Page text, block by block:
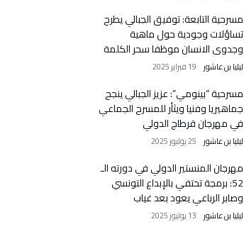
مسرحية التابعة: توفيق الجبالي يطرح
تساؤلات وجودية حول ماهية
وجدوى الانسان موظفا سحر الكلمة
ليليا بن عاشور 19 فبراير 2025
مسرحية “بينومي”: عزيز الجبالي ينجح
جماهيريا وفنيا ويثأر للمسرح الجماعي
في مهرجان قرطاج الدولي
ليليا بن عاشور 25 يوليوز 2025
مهرجان المنستير الدولي في دورته الـ
52: برمجة تحتفي بالإبداع التونسي
وصابر الرباعي يعود بعد غياب
ليليا بن عاشور 13 يوليوز 2025